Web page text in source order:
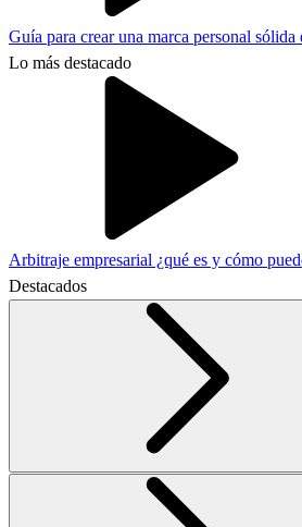
Guía para crear una marca personal
Lo más destacado
Arbitraje empresarial ¿qué es y cómo
Destacados